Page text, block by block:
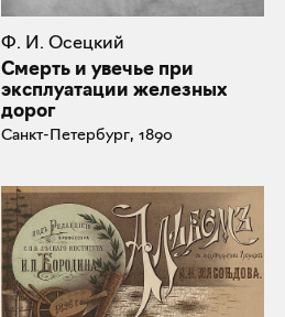
Ф. И. Осецкий
Смерть и увечье при
эксплуатации железных
дорог
Санкт-Петербург, 1890